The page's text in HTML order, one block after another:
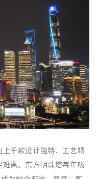
千款设计独特、工艺精
离。东方明珠塔每年吸